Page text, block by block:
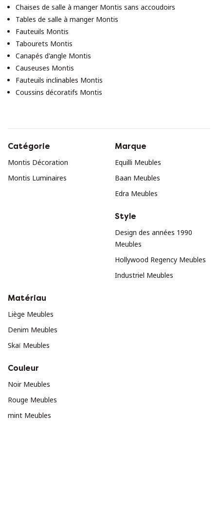
Chaises de salle à manger Montis sans accoudoirs
Tables de salle à manger Montis
Fauteuils Montis
Tabourets Montis
Canapés d'angle Montis
Causeuses Montis
Fauteuils inclinables Montis
Coussins décoratifs Montis
Catégorie
Montis Décoration
Montis Luminaires
Marque
Equilli Meubles
Baan Meubles
Edra Meubles
Style
Design des années 1990
Meubles
Hollywood Regency Meubles
Industriel Meubles
Matériau
Liège Meubles
Denim Meubles
Skaï Meubles
Couleur
Noir Meubles
Rouge Meubles
mint Meubles